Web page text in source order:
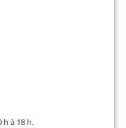
h à 18 h.